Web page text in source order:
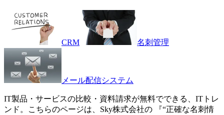
CRM 名刺管理
メール配信システム
IT製品・サービスの比較・資料請求が無料でできる、ITトレ
ンド。こちらのページは、 Sky株式会社の 『“正確な名刺情